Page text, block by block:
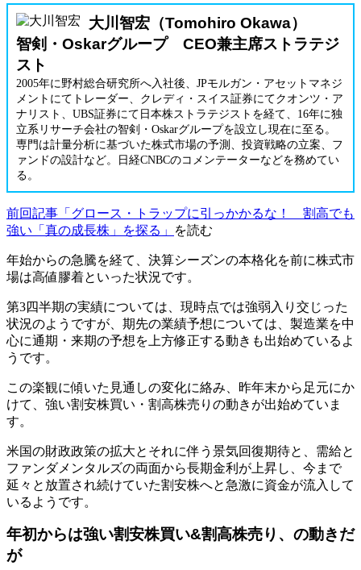
大川智宏（Tomohiro Okawa）
智剣・Oskarグループ CEO兼主席ストラテジ
スト
2005年に野村総合研究所へ入社後、JPモルガン・アセットマネジ
メントにてトレーダー、クレディ・スイス証券にてクオンツ・ア
ナリスト、UBS証券にて日本株ストラテジストを経て、16年に独
立系リサーチ会社の智剣・Oskarグループを設立し現在に至る。
専門は計量分析に基づいた株式市場の予測、投資戦略の立案、フ
ァンドの設計など。日経CNBCのコメンテーターなどを務めてい
る。
前回記事「グロース・トラップに引っかかるな！ 割高でも
強い「真の成長株」を探る」
を読む
年始からの急騰を経て、決算シーズンの本格化を前に株式市
場は高値膠着といった状況です。
第3四半期の実績については、現時点では強弱入り交じった
状況のようですが、期先の業績予想については、製造業を中
心に通期・来期の予想を上方修正する動きも出始めているよ
うです。
この楽観に傾いた見通しの変化に絡み、昨年末から足元にか
けて、強い割安株買い・割高株売りの動きが出始めていま
す。
米国の財政政策の拡大とそれに伴う景気回復期待と、需給と
ファンダメンタルズの両面から長期金利が上昇し、今まで
延々と放置され続けていた割安株へと急激に資金が流入して
いるようです。
年初からは強い割安株買い&割高株売り、の動きだ
が